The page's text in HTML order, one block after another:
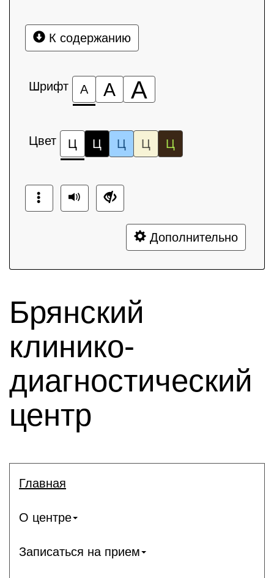
К содержанию
Шрифт А А А
Цвет Ц Ц Ц Ц Ц
Дополнительно
Брянский
клинико-
диагностический
центр
Главная
О центре
Записаться на прием